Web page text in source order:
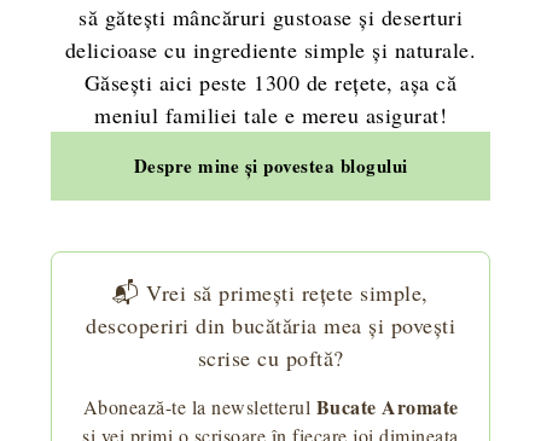
să gătești mâncăruri gustoase și deserturi
delicioase cu ingrediente simple și naturale.
Găsești aici peste 1300 de rețete, așa că
meniul familiei tale e mereu asigurat!
Despre mine și povestea blogului
📬 Vrei să primești rețete simple,
descoperiri din bucătăria mea și povești
scrise cu poftă?
Abonează-te la newsletterul Bucate Aromate
și vei primi o scrisoare în fiecare joi dimineața